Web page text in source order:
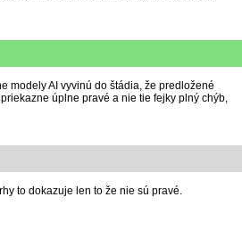
modely AI vyvinú do štádia, že predložené
úplne pravé a nie tie fejky plný chýb,
to dokazuje len to že nie sú pravé.